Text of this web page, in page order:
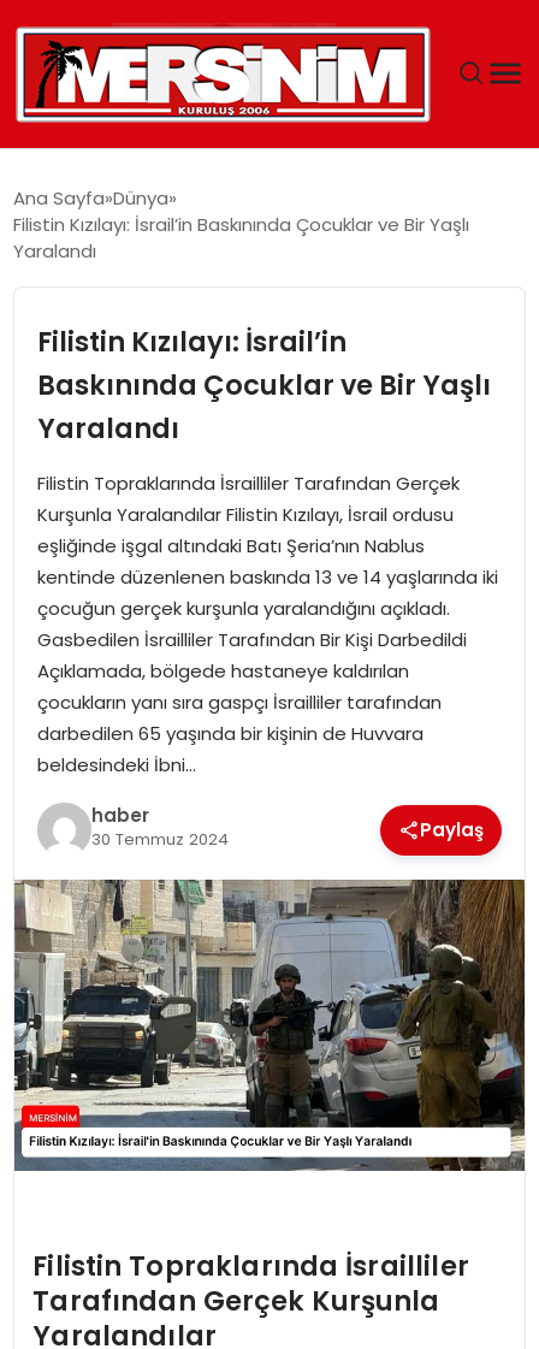
YAŞAM
EĞITIM
SPOR
EKONOMI
MAGAZIN
DÜNYA
OTOMOBIL
Ana Sayfa Dünya
Filistin Kızılayı: İsrail’in Baskınında Çocuklar ve Bir Yaşlı
Yaralandı
Filistin Kızılayı: İsrail’in
Baskınında Çocuklar ve Bir Yaşlı
Yaralandı
Filistin Topraklarında İsrailliler Tarafından Gerçek
Kurşunla Yaralandılar Filistin Kızılayı, İsrail ordusu
eşliğinde işgal altındaki Batı Şeria’nın Nablus
kentinde düzenlenen baskında 13 ve 14 yaşlarında iki
çocuğun gerçek kurşunla yaralandığını açıkladı.
Gasbedilen İsrailliler Tarafından Bir Kişi Darbedildi
Açıklamada, bölgede hastaneye kaldırılan
çocukların yanı sıra gaspçı İsrailliler tarafından
darbedilen 65 yaşında bir kişinin de Huvvara
beldesindeki İbni…
haber
30 Temmuz 2024 Paylaş
Filistin Topraklarında İsrailliler
Tarafından Gerçek Kurşunla
Yaralandılar